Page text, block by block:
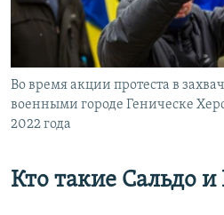
Во время акции протеста в
военными городе Геническе
2022 года
Кто такие Сальдо и